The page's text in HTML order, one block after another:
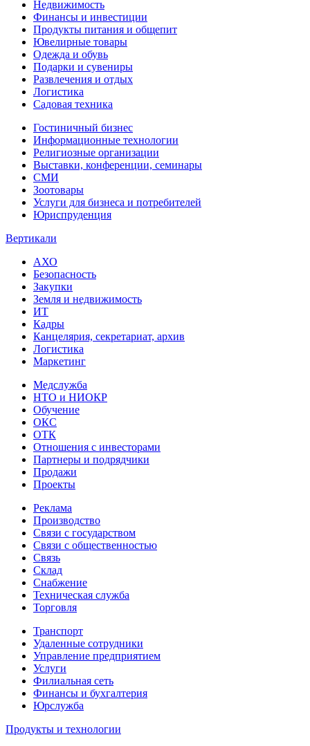
Недвижимость
Финансы и инвестиции
Продукты питания и общепит
Ювелирные товары
Одежда и обувь
Подарки и сувениры
Развлечения и отдых
Логистика
Садовая техника
Гостиничный бизнес
Информационные технологии
Религиозные организации
Выставки, конференции, семинары
СМИ
Зоотовары
Услуги для бизнеса и потребителей
Юриспруденция
Вертикали
АХО
Безопасность
Закупки
Земля и недвижимость
ИТ
Кадры
Канцелярия, секретариат, архив
Логистика
Маркетинг
Медслужба
НТО и НИОКР
Обучение
ОКС
ОТК
Отношения с инвесторами
Партнеры и подрядчики
Продажи
Проекты
Реклама
Производство
Связи с государством
Связи с общественностью
Связь
Склад
Снабжение
Техническая служба
Торговля
Транспорт
Удаленные сотрудники
Управление предприятием
Услуги
Филиальная сеть
Финансы и бухгалтерия
Юрслужба
Продукты и технологии